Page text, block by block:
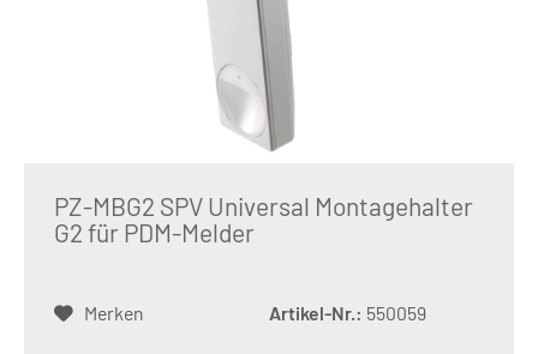
PZ-MBG2 SPV Universal Montagehalter
G2 für PDM-Melder
Merken Artikel-Nr.: 550059